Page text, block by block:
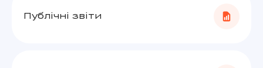
Публічні звіти